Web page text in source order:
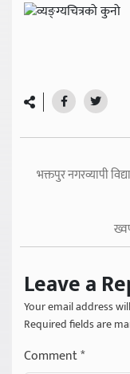
भक्तपुर नगरव्यापी
Leave a
Your email address
Required fields are
Comment*